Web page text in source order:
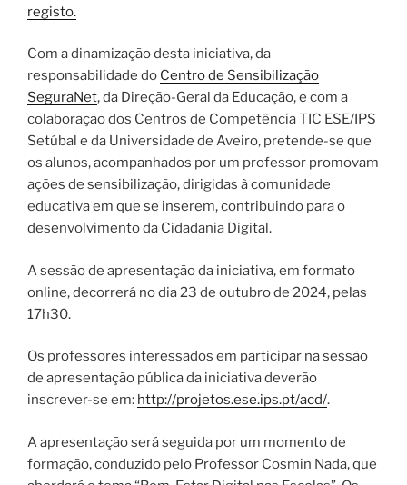
registo.
Com a dinamização desta iniciativa, da
responsabilidade do Centro de Sensibilização
SeguraNet, da Direção-Geral da Educação, e com a
colaboração dos Centros de Competência TIC ESE/IPS
Setúbal e da Universidade de Aveiro, pretende-se que
os alunos, acompanhados por um professor promovam
ações de sensibilização, dirigidas à comunidade
educativa em que se inserem, contribuindo para o
desenvolvimento da Cidadania Digital.
A sessão de apresentação da iniciativa, em formato
online, decorrerá no dia 23 de outubro de 2024, pelas
17h30.
Os professores interessados em participar na sessão
de apresentação pública da iniciativa deverão
inscrever-se em: http://projetos.ese.ips.pt/acd/.
A apresentação será seguida por um momento de
formação, conduzido pelo Professor Cosmin Nada, que